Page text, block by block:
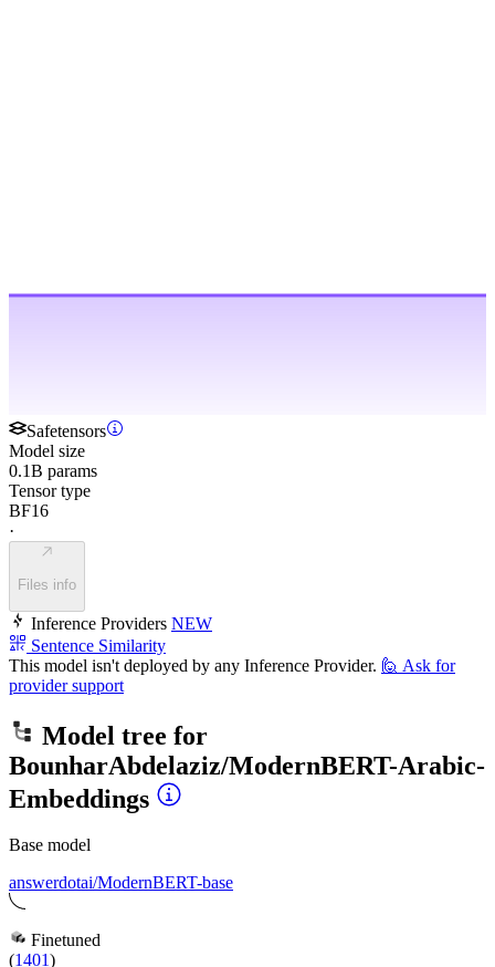
Safetensors
Model size
0.1B params
Tensor type
BF16
·
Files info
Inference Providers NEW
Sentence Similarity
This model isn't deployed by any Inference Provider. 🙋 Ask for
provider support
Model tree for
BounharAbdelaziz/ModernBERT-Arabic-
Embeddings
Base model
answerdotai/ModernBERT-base
Finetuned
(1401)